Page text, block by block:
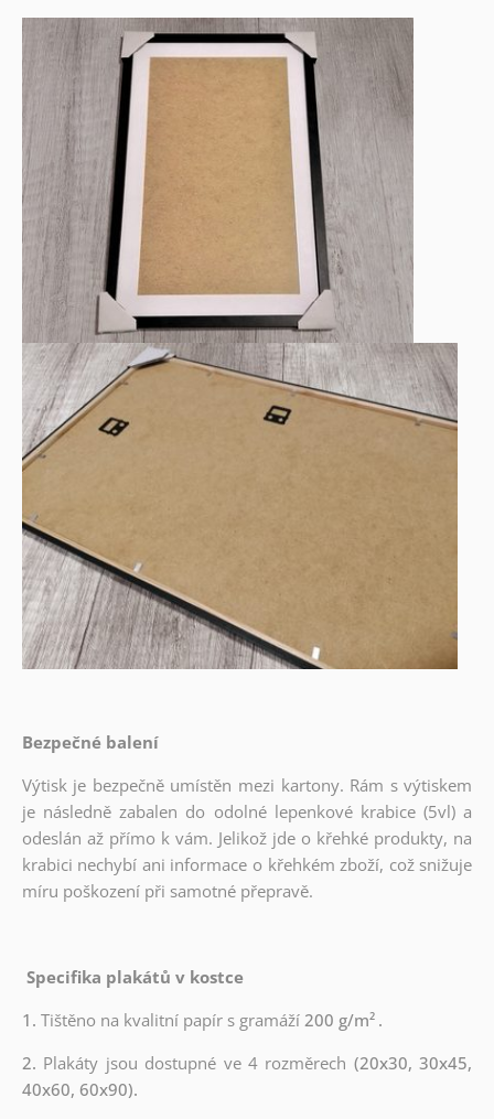
Bezpečné balení
Výtisk je bezpečně umístěn mezi kartony. Rám s výtiskem
je následně zabalen do odolné lepenkové krabice (5vl) a
odeslán až přímo k vám. Jelikož jde o křehké produkty, na
krabici nechybí ani informace o křehkém zboží, což snižuje
míru poškození při samotné přepravě.
Specifika plakátů v kostce
1. Tištěno na kvalitní papír s gramáží200 g/m² .
2. Plakáty jsou dostupné ve 4 rozměrech (20x30, 30x45,
40x60, 60x90).